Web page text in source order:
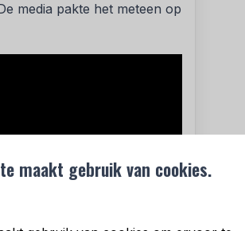
maakt gebruik van cookies.
media pakte het meteen op